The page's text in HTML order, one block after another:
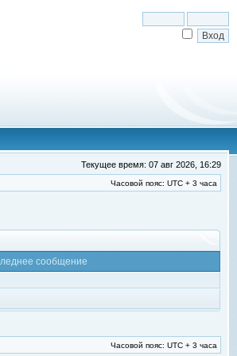
Текущее время: 07 авг 2026, 16:29
Часовой пояс: UTC + 3 часа
сообщение
Часовой пояс: UTC + 3 часа